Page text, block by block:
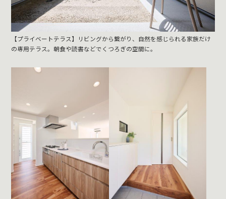
【プライベートテラス】リビングから繋がり、自然を感じられる家族だけ
の専用テラス。朝食や読書などでくつろぎの空間に。